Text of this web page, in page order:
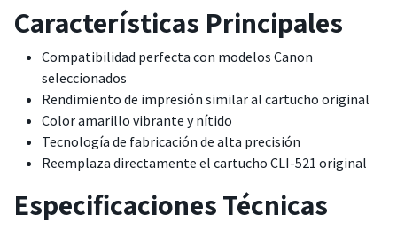
Características Principales
Compatibilidad perfecta con modelos Canon
seleccionados
Rendimiento de impresión similar al cartucho original
Color amarillo vibrante y nítido
Tecnología de fabricación de alta precisión
Reemplaza directamente el cartucho CLI-521 original
Especificaciones Técnicas